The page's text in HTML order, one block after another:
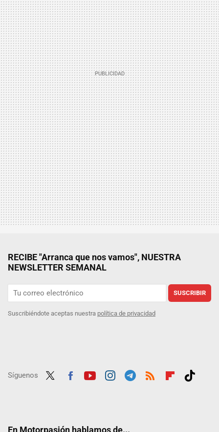
RECIBE "Arranca que nos vamos", NUESTRA
NEWSLETTER SEMANAL
SUSCRIBIR
Suscribiéndote aceptas nuestra política de privacidad
Síguenos
En Motorpasión hablamos de...